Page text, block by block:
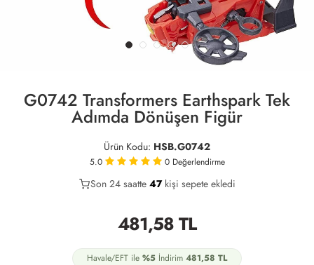
G0742 Transformers Earthspark Tek
Adımda Dönüşen Figür
Ürün Kodu: HSB.G0742
5.0 0 Değerlendirme
23
Son 24 saatte 47kişi sepete ekledi
12
481,58TL
Havale/EFT ile %5 İndirim 481,58 TL